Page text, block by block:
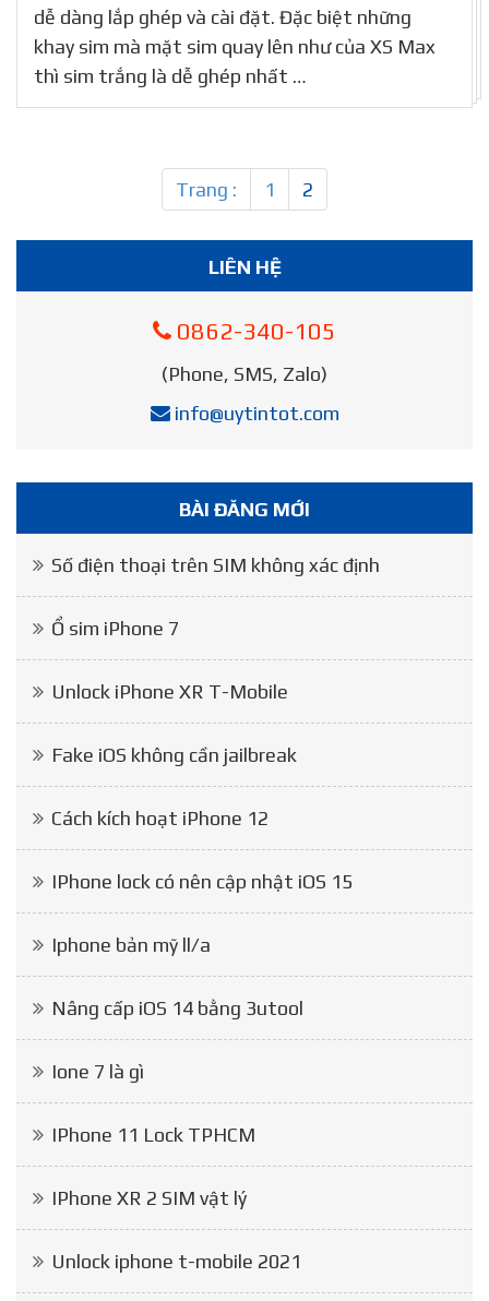
dễ dàng lắp ghép và cài đặt. Đặc biệt những
khay sim mà mặt sim quay lên như của XS Max
thì sim trắng là dễ ghép nhất …
Trang : 1 2
LIÊN HỆ
0862-340-105
(Phone, SMS, Zalo)
info@uytintot.com
BÀI ĐĂNG MỚI
Số điện thoại trên SIM không xác định
Ổ sim iPhone 7
Unlock iPhone XR T-Mobile
Fake iOS không cần jailbreak
Cách kích hoạt iPhone 12
IPhone lock có nên cập nhật iOS 15
Iphone bản mỹ ll/a
Nâng cấp iOS 14 bằng 3utool
Ione 7 là gì
IPhone 11 Lock TPHCM
IPhone XR 2 SIM vật lý
Unlock iphone t-mobile 2021